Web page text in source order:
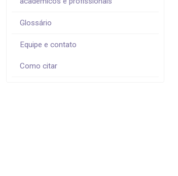
Glossário
Equipe e contato
Como citar